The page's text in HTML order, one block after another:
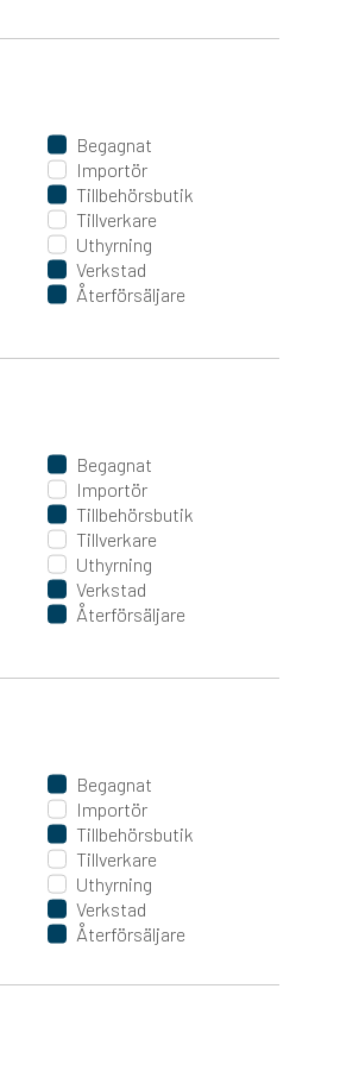
Begagnat
Importör
Tillbehörsbutik
Tillverkare
Uthyrning
Verkstad
Återförsäljare
Begagnat
Importör
Tillbehörsbutik
Tillverkare
Uthyrning
Verkstad
Återförsäljare
Begagnat
Importör
Tillbehörsbutik
Tillverkare
Uthyrning
Verkstad
Återförsäljare